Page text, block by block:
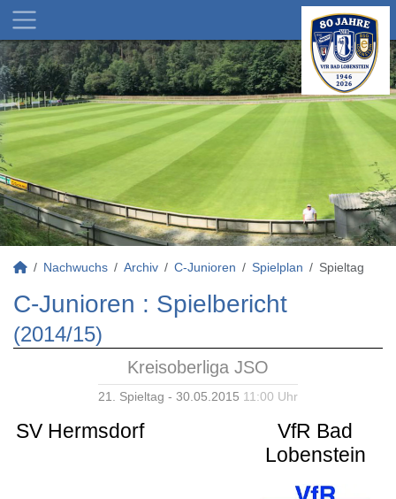
Nachwuchs Archiv C-Junioren Spielplan Spieltag
C-Junioren : Spielbericht
(2014/15)
Kreisoberliga JSO
21. Spieltag - 30.05.2015 11:00 Uhr
SV Hermsdorf
VfR Bad
Lobenstein